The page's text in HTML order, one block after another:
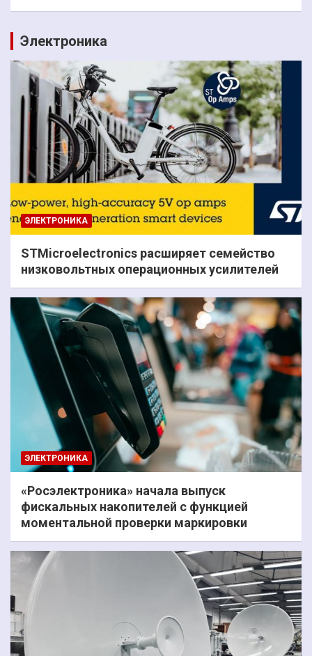
Электроника
ЭЛЕКТРОНИКА
STMicroelectronics расширяет семейство
низковольтных операционных усилителей
ЭЛЕКТРОНИКА
«Росэлектроника» начала выпуск
фискальных накопителей с функцией
моментальной проверки маркировки